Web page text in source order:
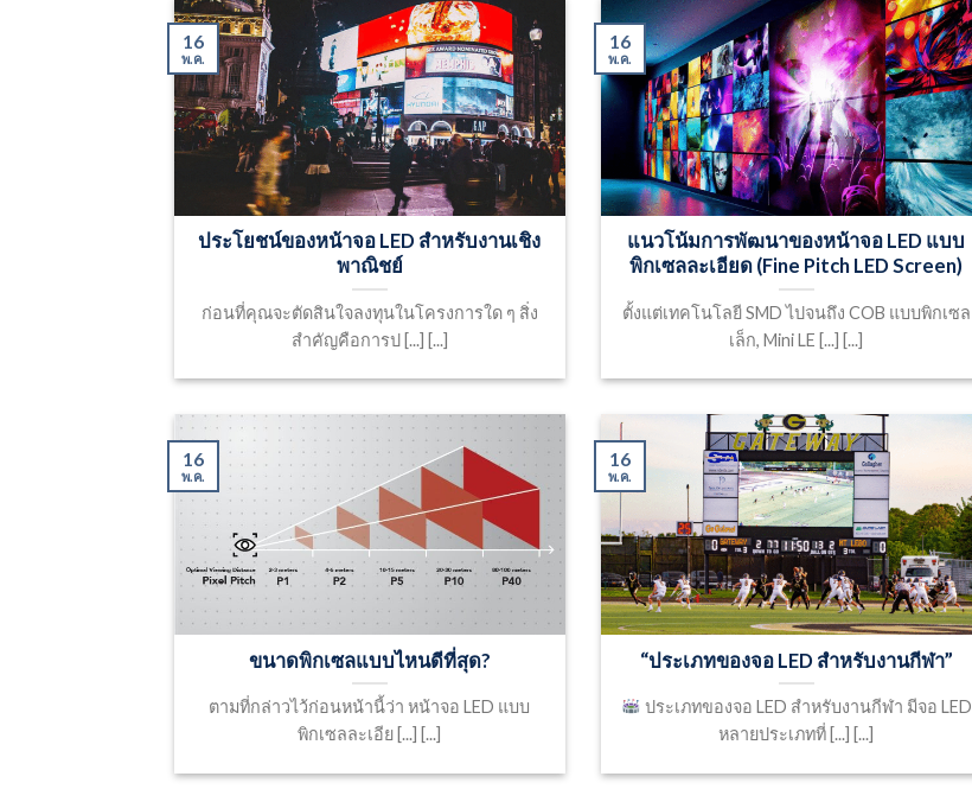
ประโยชน์ของหน้าจอ LED สำหรับงานเชิง
พาณิชย์
ก่อนที่คุณจะตัดสินใจลงทุนในโครงการใด ๆ สิ่ง
สำคัญคือการป [...] [...]
16
พ.ค.
แนวโน้มการพัฒนาของหน้าจอ LED แบบ
พิกเซลละเอียด (Fine Pitch LED Screen)
ตั้งแต่เทคโนโลยี SMD ไปจนถึง COB แบบพิกเซล
เล็ก, Mini LE [...] [...]
16
พ.ค.
ขนาดพิกเซลแบบไหนดีที่สุด?
ตามที่กล่าวไว้ก่อนหน้านี้ว่า หน้าจอ LED แบบ
พิกเซลละเอีย [...] [...]
16
พ.ค.
“ประเภทของจอ LED สำหรับงานกีฬา”
ประเภทของจอ LED สำหรับงานกีฬา มีจอ LED
หลายประเภทที่ [...] [...]
16
พ.ค.